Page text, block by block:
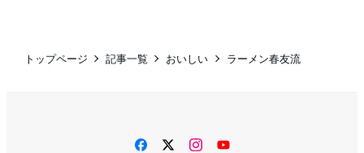
トップページ 記事一覧 おいしい ラーメン春友流
facebooktwitterinstagram
YouTube